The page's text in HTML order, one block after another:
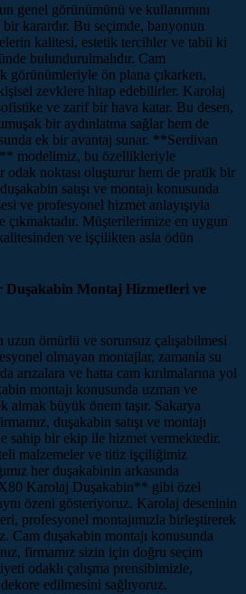
genel görünümünü ve kullanımını
karardır. Bu seçimde, banyonun
kalitesi, estetik tercihler ve tabii ki
bulundurulmalıdır. Cam
görünümleriyle ön plana çıkarken,
zevklere hitap edebilirler. Karolaj
ve zarif bir hava katar. Bu desen,
bir aydınlatma sağlar hem de
ek bir avantaj sunar. **Serdivan
modelimiz, bu özellikleriyle
odak noktası oluşturur hem de pratik bir
satışı ve montajı konusunda
ve profesyonel hizmet anlayışıyla
çıkmaktadır. Müşterilerimize en uygun
ve işçilikten asla ödün
Duşakabin Montaj Hizmetleri ve
uzun ömürlü ve sorunsuz çalışabilmesi
olmayan montajlar, zamanla su
arızalara ve hatta cam kırılmalarına yol
montajı konusunda uzman ve
almak büyük önem taşır. Sakarya
duşakabin satışı ve montajı
sahip bir ekip ile hizmet vermektedir.
malzemeler ve titiz işçiliğimiz
her duşakabinin arkasında
Karolaj Duşakabin** gibi özel
özeni gösteriyoruz. Karolaj deseninin
profesyonel montajımızla birleştirerek
Cam duşakabin montajı konusunda
firmamız sizin için doğru seçim
odaklı çalışma prensibimizle,
edilmesini sağlıyoruz.